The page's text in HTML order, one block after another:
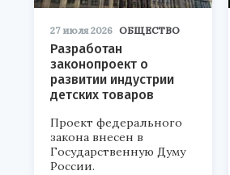
27 июля 2026 ОБЩЕСТВО
Разработан
законопроект о
развитии индустрии
детских товаров
Проект федерального
закона внесен в
Государственную Думу
России.